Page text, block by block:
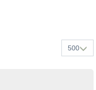
500